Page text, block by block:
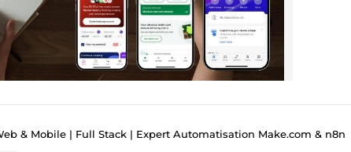
& Mobile | Full Stack | Expert Automatisation Make.com & n8n